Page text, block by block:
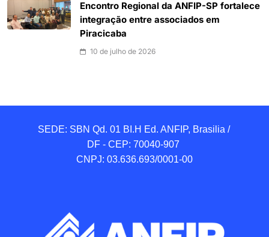
Encontro Regional da ANFIP-SP fortalece
integração entre associados em
Piracicaba
10 de julho de 2026
SEDE: SBN Qd. 01 BI.H Ed. ANFIP, Brasilia /
DF - CEP: 70040-907
CNPJ: 03.636.693/0001-00